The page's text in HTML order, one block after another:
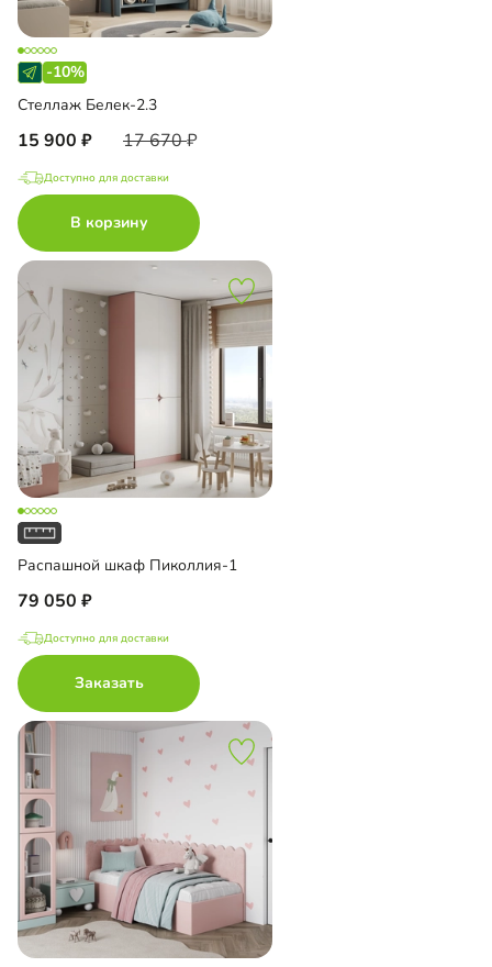
-10%
Стеллаж Белек-2.3
15 900 17 670
Доступно для доставки
В корзину
Распашной шкаф Пиколлия-1
79 050
Доступно для доставки
Заказать